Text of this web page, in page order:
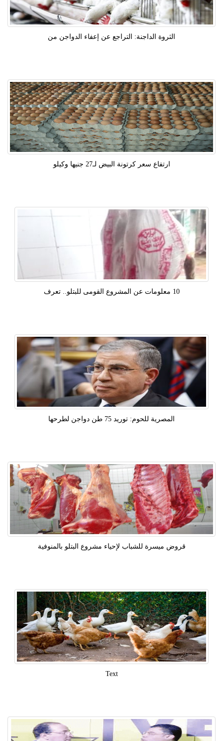
الثروة الداجنة: التراجع عن إعفاء الدواجن من
ارتفاع سعر كرتونة البيض لـ27 جنيها وكيلو
10 معلومات عن المشروع القومى للبتلو.. تعرف
المصرية للحوم: توريد 75 طن دواجن لطرحها
قروض ميسرة للشباب لإحياء مشروع البتلو بالمنوفية
Text